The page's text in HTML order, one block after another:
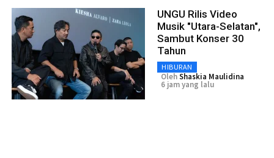
UNGU Rilis Video
Musik "Utara-Selatan",
Sambut Konser 30
Tahun
HIBURAN
OlehShaskia Maulidina
6 jam yang lalu